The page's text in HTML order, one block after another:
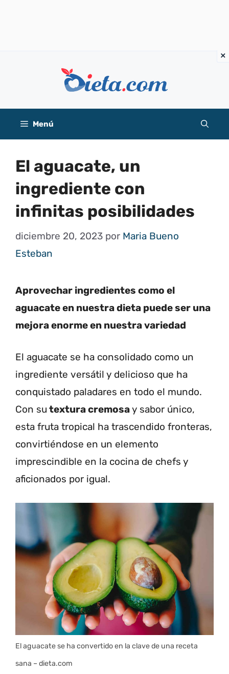
Menú
El aguacate, un
ingrediente con
infinitas posibilidades
diciembre 20, 2023 por Maria Bueno
Esteban
Aprovechar ingredientes como el
aguacate en nuestra dieta puede ser una
mejora enorme en nuestra variedad
El aguacate se ha consolidado como un
ingrediente versátil y delicioso que ha
conquistado paladares en todo el mundo.
Con su textura cremosay sabor único,
esta fruta tropical ha trascendido fronteras,
convirtiéndose en un elemento
imprescindible en la cocina de chefs y
aficionados por igual.
El aguacate se ha convertido en la clave de una receta
sana – dieta.com